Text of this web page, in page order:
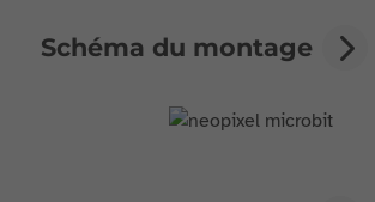
Schéma du montage